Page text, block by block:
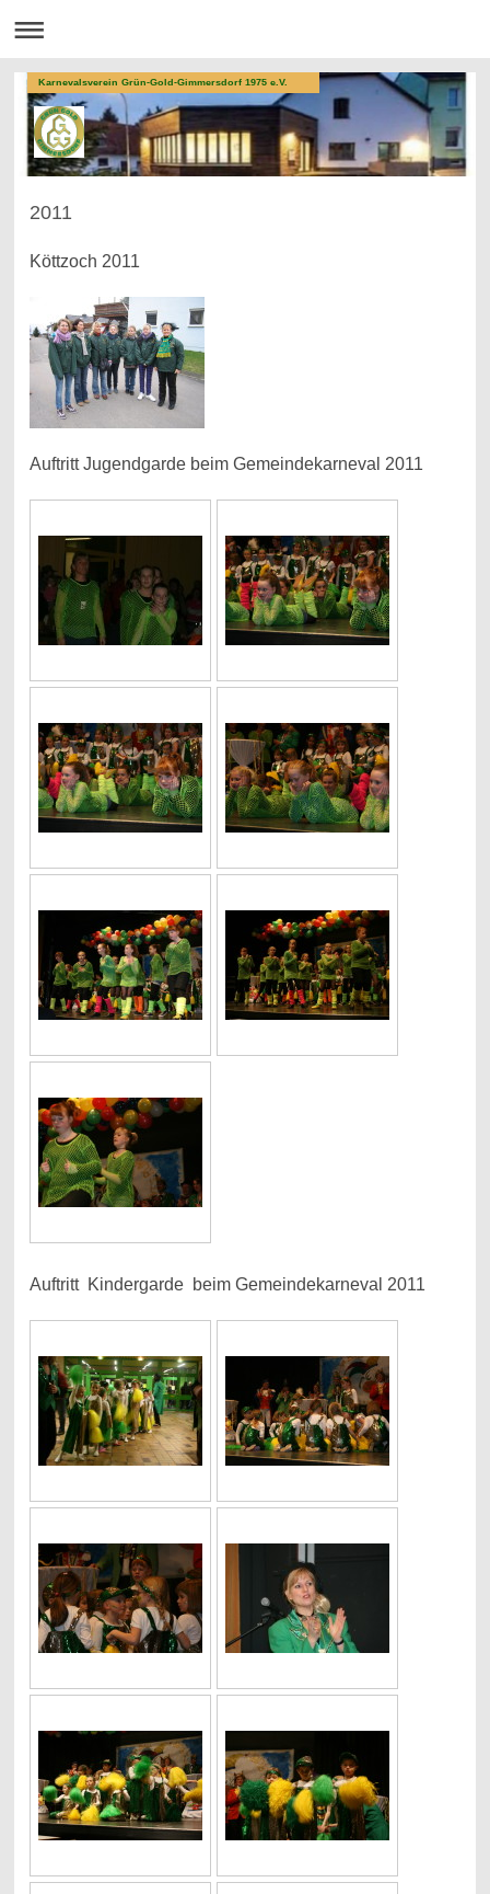
Karnevalsverein Grün-Gold-Gimmersdorf 1975 e.V.
2011
Köttzoch 2011
Auftritt Jugendgarde beim Gemeindekarneval 2011
Auftritt Kindergarde beim Gemeindekarneval 2011